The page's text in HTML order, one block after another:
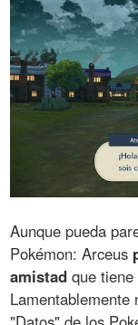
Aunque pueda
Pokémon: Arceus
amistad que
Lamentablemente